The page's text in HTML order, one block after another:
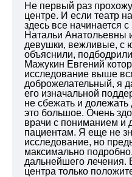
Не первый раз
центре. И если театр
здесь все начинается
Натальи
девушки, вежливые, с
объяснили,
Мажукин Евгений
исследование выше
доброжелательный, я
его изначальной
не сбежать и
это большое. Очень
врачи с пониманием и
пациентам. Я еще не
исследование, но
максимально
дальнейшего лечения.
центра только